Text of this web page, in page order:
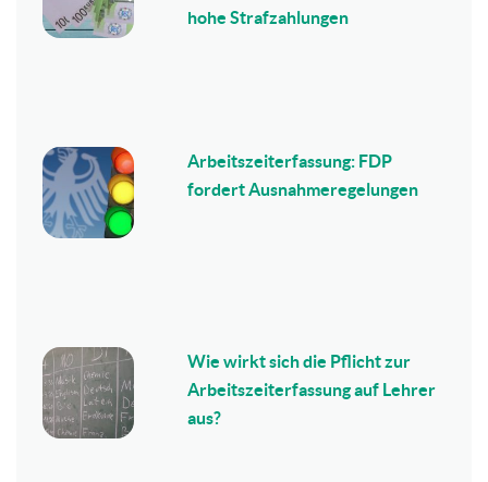
hohe Strafzahlungen
Arbeitszeiterfassung: FDP
fordert Ausnahmeregelungen
Wie wirkt sich die Pflicht zur
Arbeitszeiterfassung auf Lehrer
aus?